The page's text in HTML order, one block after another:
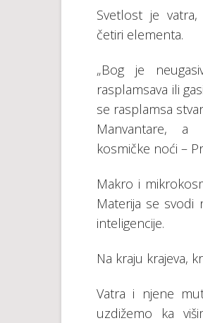
Svetlost je
četiri elementa.
„Bog je
rasplamsava ili
se rasplamsa
Manvantare,
kosmičke noći –
Makro i
Materija se svodi
inteligencije.
Na kraju krajeva,
Vatra i njene
uzdižemo ka